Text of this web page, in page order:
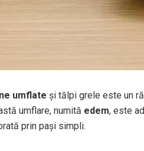
umflate și tălpi grele este un
umflare, numită edem, este
prin pași simpli.